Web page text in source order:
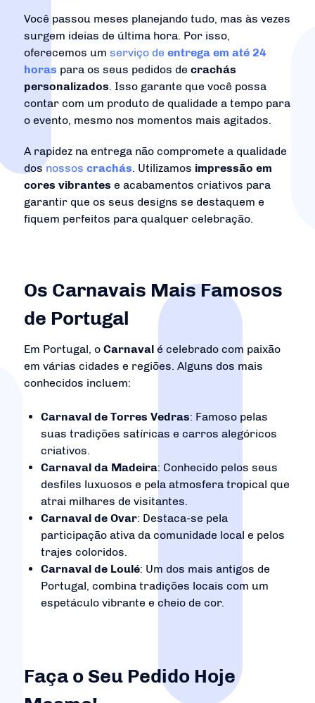
Você passou meses planejando tudo, mas às vezes
surgem ideias de última hora. Por isso,
oferecemos um serviço de entrega em até 24
horas para os seus pedidos de crachás
personalizados. Isso garante que você possa
contar com um produto de qualidade a tempo para
o evento, mesmo nos momentos mais agitados.
A rapidez na entrega não compromete a qualidade
dosnossos crachás. Utilizamos impressão em
cores vibrantes e acabamentos criativos para
garantir que os seus designs se destaquem e
fiquem perfeitos para qualquer celebração.
Os Carnavais Mais Famosos
de Portugal
Em Portugal, o Carnaval é celebrado com paixão
em várias cidades e regiões. Alguns dos mais
conhecidos incluem:
Carnaval de Torres Vedras: Famoso pelas
suas tradições satíricas e carros alegóricos
criativos.
Carnaval da Madeira: Conhecido pelos seus
desfiles luxuosos e pela atmosfera tropical que
atrai milhares de visitantes.
Carnaval de Ovar: Destaca-se pela
participação ativa da comunidade local e pelos
trajes coloridos.
Carnaval de Loulé: Um dos mais antigos de
Portugal, combina tradições locais com um
espetáculo vibrante e cheio de cor.
Faça o Seu Pedido Hoje